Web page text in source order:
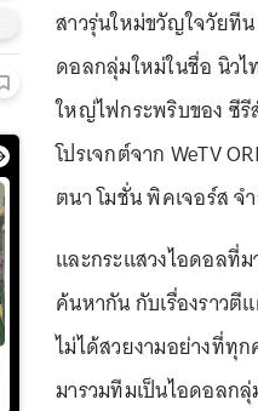
สาวรุ่นใหม่ขวัญใจวัยที
ดอลกลุ่มใหม่ในชื่อ นิว
ใหญ่ไฟกระพริบของ ซีรี
โปรเจกต์จาก WeTV
ตนา โมชั่น พิคเจอร์ส
และกระแสวงไอดอลที่ม
ค้นหากัน กับเรื่องราวตี
ไม่ได้สวยงามอย่างที่ทุ
มารวมทีมเป็นไอดอลก